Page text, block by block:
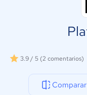
3.9 / 5 (2 comentarios)